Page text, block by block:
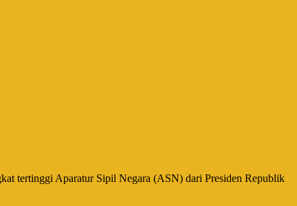
tertinggi Aparatur Sipil Negara (ASN) dari Presiden Republik